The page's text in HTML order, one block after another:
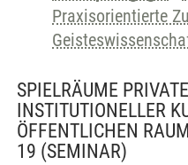
Praxisorientierte
SPIELRÄUME
INSTITUTIONELLER
FFENTLICHEN RAUM
9
(SEMINAR)